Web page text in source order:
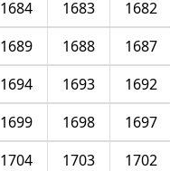
1682
1683
1684
1687
1688
1689
1692
1693
1694
1697
1698
1699
1702
1703
1704